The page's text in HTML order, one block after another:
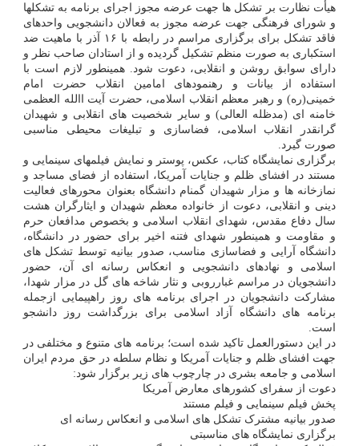
هیأت نظارت بر تشکل ها جهت عرضه مجوز اجرای برنامه به تشکلها
و شورای فرهنگی جهت عرضه مجوز به فعالان دانشجویی واحدهای
فاقد تشکل برای برگزاری مراسم در رابطه با ۱۶ آذر با ماهیت ضد
استکباری به صورت منظم تشکیل گردیده و از استادان صاحب نظر و
دارای سوابق روشن و انقلابی، دعوت شود. همینطور لازم است با
استفاده از بیانات و رهنمودهای امامین انقلاب حضرت امام
خمینی(ره) و رهبر معظم انقلاب اسلامی، حضرت آیت االله العظمی
خامنه ای (مدظله العالی) و سایر شخصیت های انقلابی و شهیدان
گرانقدر انقلاب اسلامی، فضاسازی و تبلیغات محیطی مناسبی
صورت گیرد.
برگزاری نمایشگاه کتاب، عکس، پوستر و نمایش فیلمهای سینمایی و
مستند در افشای ظلم و جنایات آمریکا، استفاده از فضای مساجد و
نمازخانه ها و مزار شهیدان گمنام دانشگاه بعنوان محورهای فعالیت
دینی و انقلابی، دعوت از خانواده معظم شهیدان و ایثارگران هشت
سال دفاع مقدس، شهدای انقلاب اسلامی و بخصوص مدافعان حرم
و مقاومت و همینطور شهدای فتنه اخیر برای حضور در دانشگاه،
دانشگاه آرایی و فضاسازی مناسب، صدور بیانیه توسط تشکل های
اسلامی و نهادهای دانشجویی و انعکاس رسانه ای آن، حضور
دانشجویان در مراسم غبارروبی و نثار شاخه های گل در مزار شهدا،
مشارکت دانشجویان در اجرای برنامه های روز راهپیمایی ازجمله
برنامه های دانشگاه آزاد اسلامی برای بزرگداشت روز دانشجو
است.
در این دستورالعمل تاکید شده است؛ برنامه های متنوع و مختلفی در
جهت افشای ظلم و جنایات آمریکا و نظام سلطه در حق مردم ایران
اسلامی و جامعه بشری در چارچوب های زیر برگزار شود:
دعوت از سفرای کشورهای معارض آمریکا
پخش فیلم سینمایی و فیلم مستند
صدور بیانیه مشترک تشکل های اسلامی و انعکاس رسانه ای
برگزاری نمایشگاه های مناسبتی